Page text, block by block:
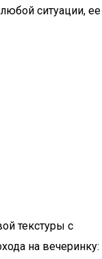
ситуации, ее
текстуры с
на вечеринку: